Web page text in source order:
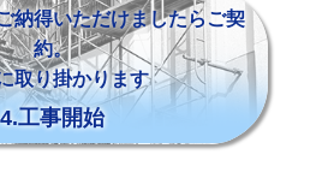
納得いただけましたらご契
約。
取り掛かります
4.工事開始